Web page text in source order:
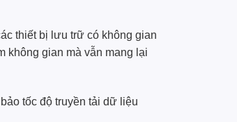
thiết bị lưu trữ có không gian
không gian mà vẫn mang lại
tốc độ truyền tải dữ liệu